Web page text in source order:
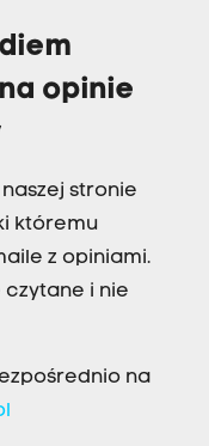
opinie
stronie
któremu
z opiniami.
czytane i nie
na